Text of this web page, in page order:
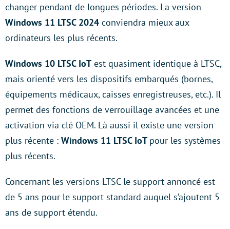
changer pendant de longues périodes. La version
Windows 11 LTSC 2024 conviendra mieux aux
ordinateurs les plus récents.
Windows 10 LTSC IoT est quasiment identique à LTSC,
mais orienté vers les dispositifs embarqués (bornes,
équipements médicaux, caisses enregistreuses, etc.). Il
permet des fonctions de verrouillage avancées et une
activation via clé OEM. Là aussi il existe une version
plus récente : Windows 11 LTSC IoT pour les systèmes
plus récents.
Concernant les versions LTSC le support annoncé est
de 5 ans pour le support standard auquel s’ajoutent 5
ans de support étendu.